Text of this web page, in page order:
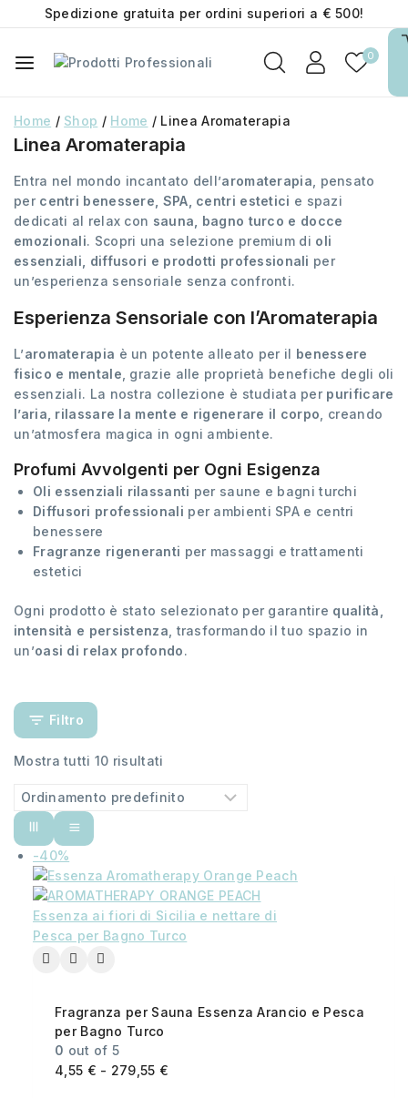
Spedizione gratuita per ordini superiori a € 500!
0
Home / Shop / Home / Linea Aromaterapia
Linea Aromaterapia
Entra nel mondo incantato dell’aromaterapia , pensato
per centri benessere, SPA, centri estetici e spazi
dedicati al relax con sauna, bagno turco e docce
emozionali. Scopri una selezione premium di oli
essenziali, diffusori e prodotti professionali per
un’esperienza sensoriale senza confronti.
Esperienza Sensoriale con l’Aromaterapia
L’aromaterapia è un potente alleato per il benessere
fisico e mentale , grazie alle proprietà benefiche degli oli
essenziali. La nostra collezione è studiata per purificare
l’aria, rilassare la mente e rigenerare il corpo , creando
un’atmosfera magica in ogni ambiente.
Profumi Avvolgenti per Ogni Esigenza
Oli essenziali rilassanti per saune e bagni turchi
Diffusori professionali per ambienti SPA e centri
benessere
Fragranze rigeneranti per massaggi e trattamenti
estetici
Ogni prodotto è stato selezionato per garantire qualità,
intensità e persistenza , trasformando il tuo spazio in
un’oasi di relax profondo.
Filtro
Mostra tutti 10 risultati
-40%
Fragranza per Sauna Essenza Arancio e Pesca
per Bagno Turco
0 out of 5
4,55 € - 279,55 €